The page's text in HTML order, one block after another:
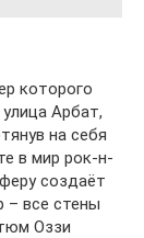
которого
Арбат,
на себя
в мир рок-н-
создаёт
– все стены
Оззи